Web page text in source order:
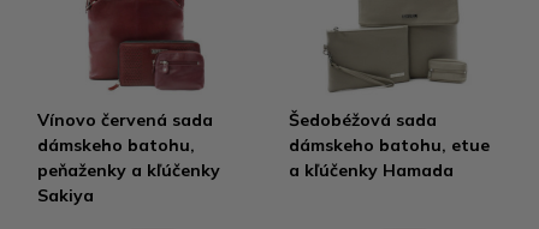
Vínovo červená sada
dámskeho batohu,
peňaženky a kľúčenky
Sakiya
Šedobéžová sada
dámskeho batohu, etue
a kľúčenky Hamada